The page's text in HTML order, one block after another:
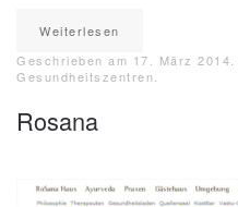
Weiterlesen
Geschrieben am 17. März 2014
Gesundheitszentren
Rosana